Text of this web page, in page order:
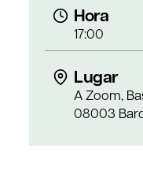
Hora
17:00
Lugar
A Zoom,
08003